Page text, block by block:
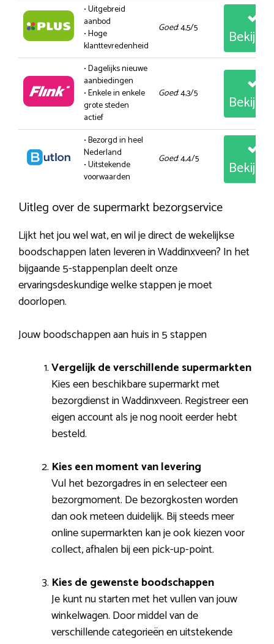
• Uitgebreid
aanbod
• Hoge
klanttevredenheid
Goed: 4,5/5
• Dagelijks nieuwe
aanbiedingen
• Enkele in enkele
grote steden
actief
Goed: 4,3/5
• Bezorgd in heel
Nederland
• Uitstekende
voorwaarden
Goed: 4,4/5
Uitleg over de supermarkt bezorgservice
Lijkt het jou wel wat, en wil je direct de wekelijkse
boodschappen laten leveren in Waddinxveen? In het
bijgaande 5-stappenplan deelt onze
ervaringsdeskundige welke stappen je moet
doorlopen.
Jouw boodschappen aan huis in 5 stappen
Vergelijk de verschillende supermarkten
Kies een beschikbare supermarkt met
bezorgdienst in Waddinxveen. Registreer een
eigen account als je nog nooit eerder hebt
besteld.
Kies een moment van levering
Vul het bezorgadres in en selecteer een
bezorgmoment. De bezorgkosten worden
dan ook meteen duidelijk. Bij steeds meer
online supermarkten kan je ook kiezen voor
collect, afhalen bij een pick-up-point.
Kies de gewenste boodschappen
Je kunt nu starten met het vullen van jouw
winkelwagen. Door middel van de
verschillende categorieën en uitstekende